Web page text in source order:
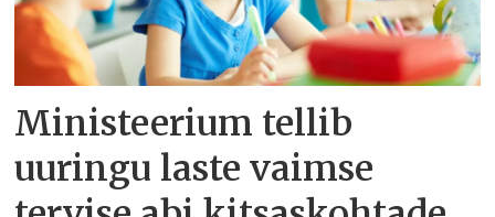
Ministeerium tellib
uuringu laste vaimse